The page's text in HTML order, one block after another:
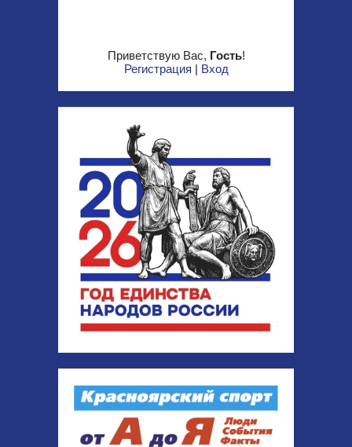
Приветствую Вас, Гость!
Регистрация | Вход